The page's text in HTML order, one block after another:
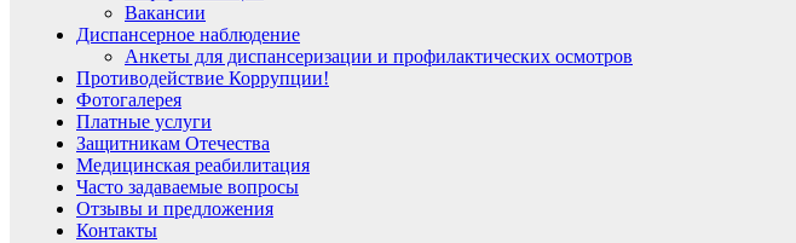
Вакансии
Диспансерное наблюдение
Анкеты для диспансеризации и профилактических осмотров
Противодействие Коррупции!
Фотогалерея
Платные услуги
Защитникам Отечества
Медицинская реабилитация
Часто задаваемые вопросы
Отзывы и предложения
Контакты